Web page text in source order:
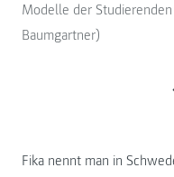
Modelle der
Baumgartner)
Fika nennt man in